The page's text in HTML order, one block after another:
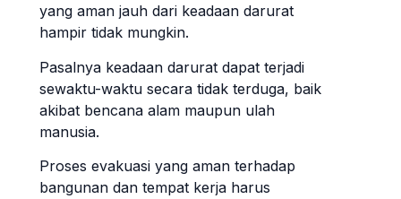
yang aman jauh dari keadaan darurat
hampir tidak mungkin.
Pasalnya keadaan darurat dapat terjadi
sewaktu-waktu secara tidak terduga, baik
akibat bencana alam maupun ulah
manusia.
Proses evakuasi yang aman terhadap
bangunan dan tempat kerja harus